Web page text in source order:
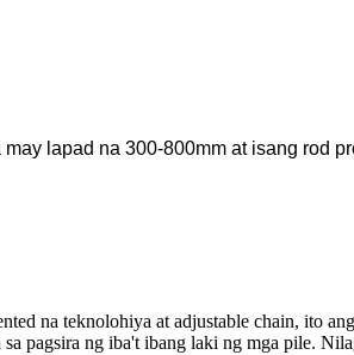
lapad na 300-800mm at isang rod
na teknolohiya at adjustable chain, ito
pagsira ng iba't ibang laki ng mga pile.